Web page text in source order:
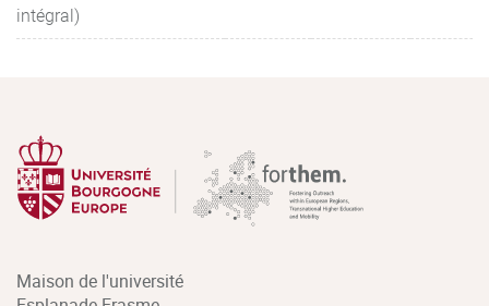
intégral)
Maison de l'université